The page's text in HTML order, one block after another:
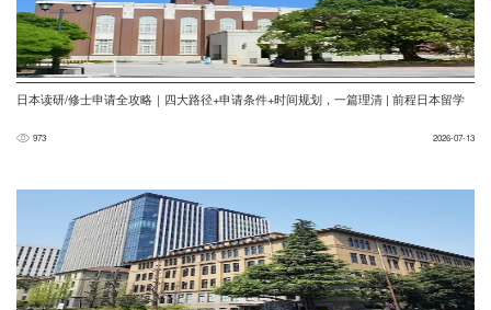
日本读研/修士申请全攻略｜四大路径+申请条件+时间规划，一篇理清 | 前程日本留学
973 2026-07-13